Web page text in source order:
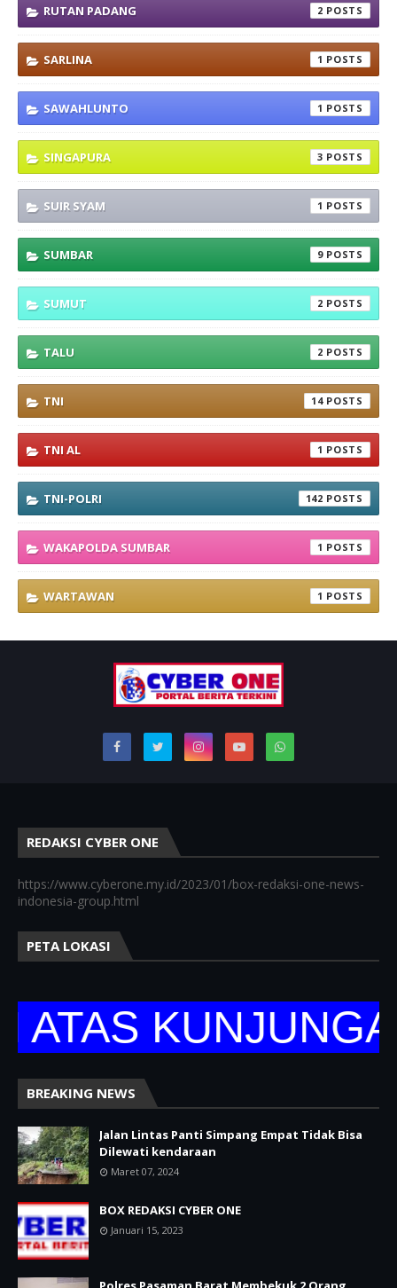
RUTAN PADANG 2
SARLINA 1
SAWAHLUNTO 1
SINGAPURA 3
SUIR SYAM 1
SUMBAR 9
SUMUT 2
TALU 2
TNI 14
TNI AL 1
TNI-POLRI 142
WAKAPOLDA SUMBAR 1
WARTAWAN 1
REDAKSI CYBER ONE
https://www.cyberone.my.id/2023/01/box-redaksi-one-news-
indonesia-group.html
PETA LOKASI
BREAKING NEWS
Jalan Lintas Panti Simpang Empat Tidak Bisa
Dilewati kendaraan
Maret 07, 2024
BOX REDAKSI CYBER ONE
Januari 15, 2023